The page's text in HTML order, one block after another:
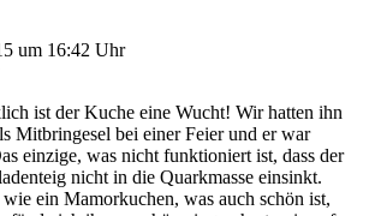
um 16:42 Uhr
ist der Kuche eine Wucht! Wir hatten ihn
Mitbringesel bei einer Feier und er war
einzige, was nicht funktioniert ist, dass der
nicht in die Quarkmasse einsinkt.
wie ein Mamorkuchen, was auch schön ist,